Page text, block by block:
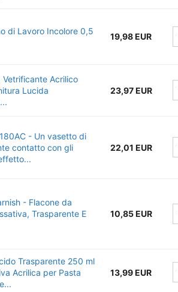
di Lavoro Incolore 0,5
19,98 EUR
Vetrificante Acrilico
Lucida
23,97 EUR
- Un vasetto di
contatto con gli
22,01 EUR
- Flacone da
Trasparente E
10,85 EUR
Trasparente 250 ml
Acrilica per Pasta
13,99 EUR